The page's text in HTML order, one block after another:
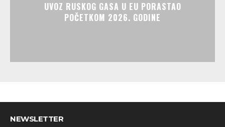
UVOZ RUSKOG GASA U EU PORASTAO
POČETKOM 2026. GODINE
NEWSLETTER